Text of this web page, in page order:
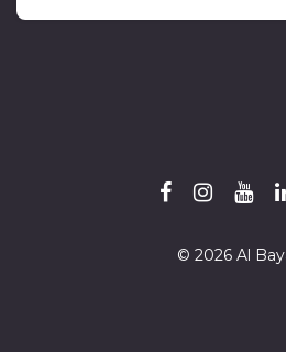
© 2026 Al